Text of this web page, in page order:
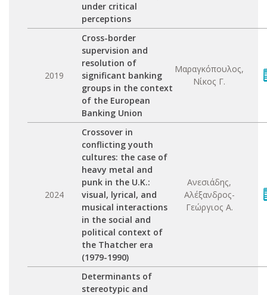
under critical
perceptions
2019
Cross-border
supervision and
resolution of
significant banking
groups in the context
of the European
Banking Union
Μαραγκόπουλος,
Νίκος Γ.
2024
Crossover in
conflicting youth
cultures: the case of
heavy metal and
punk in the U.K.:
visual, lyrical, and
musical interactions
in the social and
political context of
the Thatcher era
(1979-1990)
Ανεσιάδης,
Αλέξανδρος-
Γεώργιος Α.
Determinants of
stereotypic and